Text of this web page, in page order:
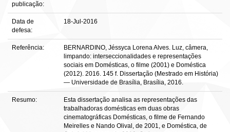
publicação:
Data de
defesa:
18-Jul-2016
Referência:
BERNARDINO, Jéssyca Lorena Alves. Luz, câmera,
limpando: interseccionalidades e representações
sociais em Domésticas, o filme (2001) e Doméstica
(2012). 2016. 145 f. Dissertação (Mestrado em História)
— Universidade de Brasília, Brasília, 2016.
Resumo:
Esta dissertação analisa as representações das
trabalhadoras domésticas em duas obras
cinematográficas Domésticas, o filme de Fernando
Meirelles e Nando Olival, de 2001, e Doméstica, de